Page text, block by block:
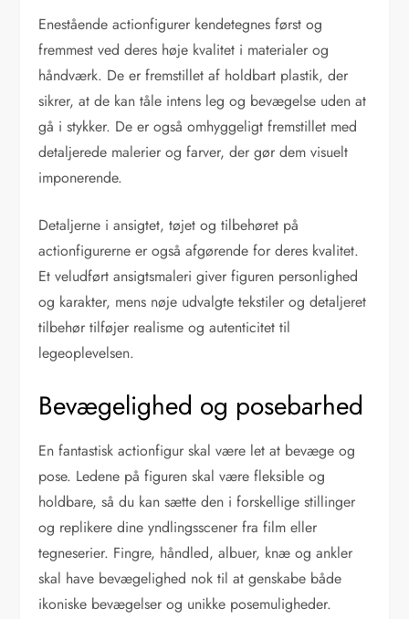
Enestående actionfigurer kendetegnes først og
fremmest ved deres høje kvalitet i materialer og
håndværk. De er fremstillet af holdbart plastik, der
sikrer, at de kan tåle intens leg og bevægelse uden at
gå i stykker. De er også omhyggeligt fremstillet med
detaljerede malerier og farver, der gør dem visuelt
imponerende.
Detaljerne i ansigtet, tøjet og tilbehøret på
actionfigurerne er også afgørende for deres kvalitet.
Et veludført ansigtsmaleri giver figuren personlighed
og karakter, mens nøje udvalgte tekstiler og detaljeret
tilbehør tilføjer realisme og autenticitet til
legeoplevelsen.
Bevægelighed og posebarhed
En fantastisk actionfigur skal være let at bevæge og
pose. Ledene på figuren skal være fleksible og
holdbare, så du kan sætte den i forskellige stillinger
og replikere dine yndlingsscener fra film eller
tegneserier. Fingre, håndled, albuer, knæ og ankler
skal have bevægelighed nok til at genskabe både
ikoniske bevægelser og unikke posemuligheder.